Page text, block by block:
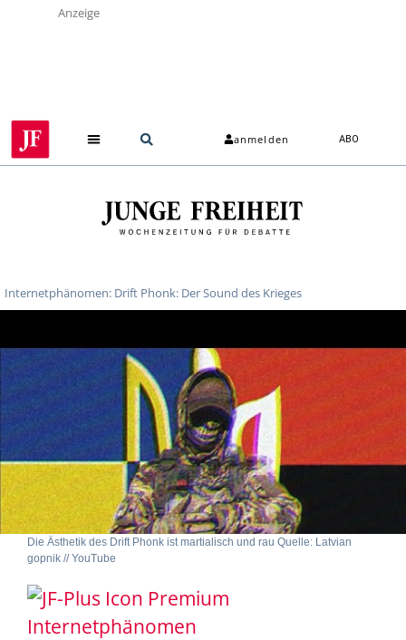
Anzeige
anmelden ABO
Internetphänomen: Drift Phonk: Der Sound des Krieges
Die Ästhetik des Drift Phonk ist martialisch und rau Quelle: Latvian
gopnik // YouTube
Internetphänomen